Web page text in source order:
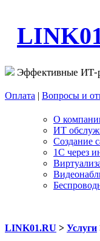
Эффективные ИТ-
Оплата | Вопросы и
О
ИТ
Создание
1С через
LINK01.RU > Услуги